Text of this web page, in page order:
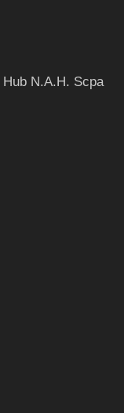
N.A.H. Scpa